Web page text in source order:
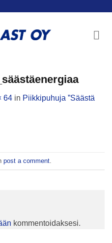
64 in Piikkipuhuja ”Säästä
post a comment
kommentoidaksesi.